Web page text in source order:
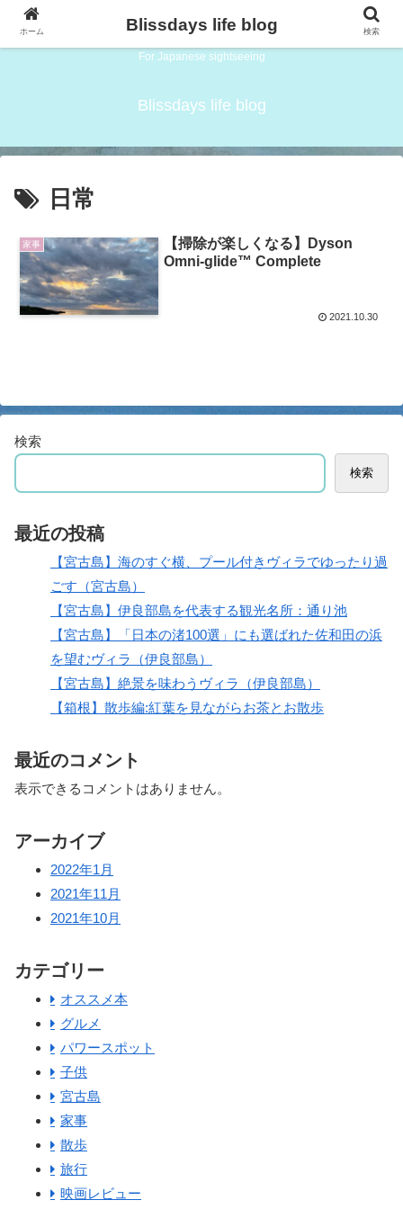
For Japanese sightseeing
Blissdays life blog
日常
家事
【掃除が楽しくなる】Dyson
Omni-glide™ Complete
2021.10.30
検索
検索
最近の投稿
【宮古島】海のすぐ横、プール付きヴィラでゆったり過
ごす（宮古島）
【宮古島】伊良部島を代表する観光名所：通り池
【宮古島】「日本の渚100選」にも選ばれた佐和田の浜
を望むヴィラ（伊良部島）
【宮古島】絶景を味わうヴィラ（伊良部島）
【箱根】散歩編:紅葉を見ながらお茶とお散歩
最近のコメント
表示できるコメントはありません。
アーカイブ
2022年1月
2021年11月
2021年10月
カテゴリー
オススメ本
グルメ
パワースポット
子供
宮古島
家事
散歩
旅行
映画レビュー
ホーム Blissdays life blog 検索